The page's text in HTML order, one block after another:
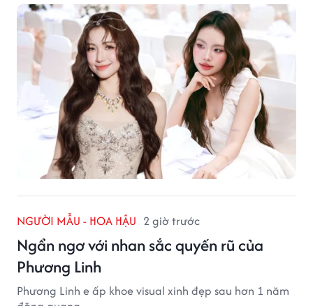
NGƯỜI MẪU - HOA HẬU 2 giờ trước
Ngẩn ngơ với nhan sắc quyến rũ của
Phương Linh
Phương Linh e ấp khoe visual xinh đẹp sau hơn 1 năm